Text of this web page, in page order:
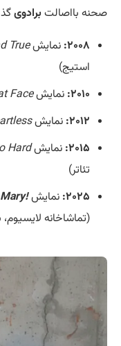
صحنه بااصالتبرادوی
۲۰۰۸: نمایشTrue
استیج)
۲۰۱۰: نمایشFace
۲۰۱۲: نمایش
۲۰۱۵: نمایشHard
تئاتر)
۲۰۲۵: نمایش!Oh, Mary
(تماشاخانه لایسیوم،